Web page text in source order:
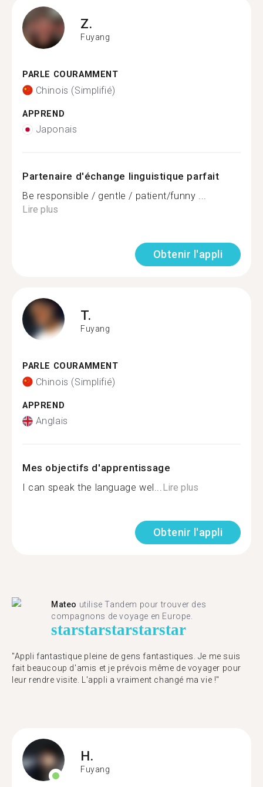
Z.
Fuyang
PARLE COURAMMENT
Chinois (Simplifié)
APPREND
Japonais
Partenaire d'échange linguistique parfait
Be responsible / gentle / patient/funny ...
Lire plus
Obtenir l'appli
T.
Fuyang
PARLE COURAMMENT
Chinois (Simplifié)
APPREND
Anglais
Mes objectifs d'apprentissage
I can speak the language wel...Lire plus
Obtenir l'appli
Mateo utilise Tandem pour trouver des
compagnons de voyage en Europe.
starstarstarstarstar
"Appli fantastique pleine de gens fantastiques. Je me suis
fait beaucoup d'amis et je prévois même de voyager pour
leur rendre visite. L'appli a vraiment changé ma vie !"
H.
Fuyang